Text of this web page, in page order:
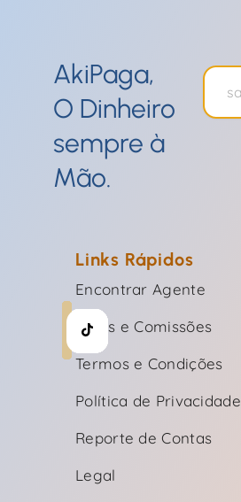
AkiPaga,
O Dinheiro
sempre à
Mão.
Links Rápidos
Encontrar Agente
Taxas e Comissões
Termos e Condições
Política de Privacidade
Reporte de Contas
Legal